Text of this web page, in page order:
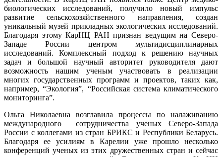
биологических исследований, получило новый импульс
развитие сельскохозяйственного направления, создан
уникальный музей прикладных экологических исследований.
Благодаря этому КарНЦ РАН признан ведущим на Северо-
Западе России центром мультидисциплинарных
исследований. Комплексный подход к решению научных
задач и большой научный авторитет руководителя дают
возможность нашим ученым участвовать в реализации
многих государственных программ и проектов, таких как,
например, “Экология”, “Российская система климатического
мониторинга”.
Ольга Николаевна возглавила процессы по налаживанию
международного сотрудничества ученых Северо-Запада
России с коллегами из стран БРИКС и Республики Беларусь.
Благодаря ее усилиям в Карелии уже прошло несколько
конференций ученых из этих дружественных стран и сейчас